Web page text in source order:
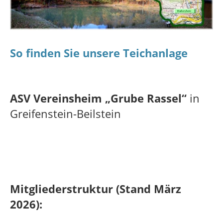
So finden Sie unsere Teichanlage
ASV Vereinsheim „Grube Rassel“ in
Greifenstein-Beilstein
Mitgliederstruktur (Stand März
2026):